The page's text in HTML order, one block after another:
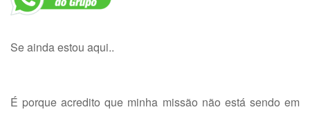
Se ainda estou aqui..
É porque acredito que minha missão não está sendo em